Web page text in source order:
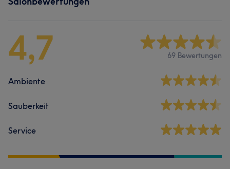
4,7 69 Bewertungen
Ambiente
Sauberkeit
Service